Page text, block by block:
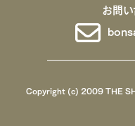
お問
Copyright (c) 2009 THE